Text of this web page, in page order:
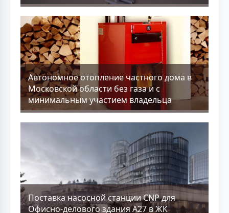
Aвтономное отопление частного дома в
Московской области без газа и с
минимальным участием владельца
Поставка насосной станции CNP для
Офисно-делового здания А27 в ЖК